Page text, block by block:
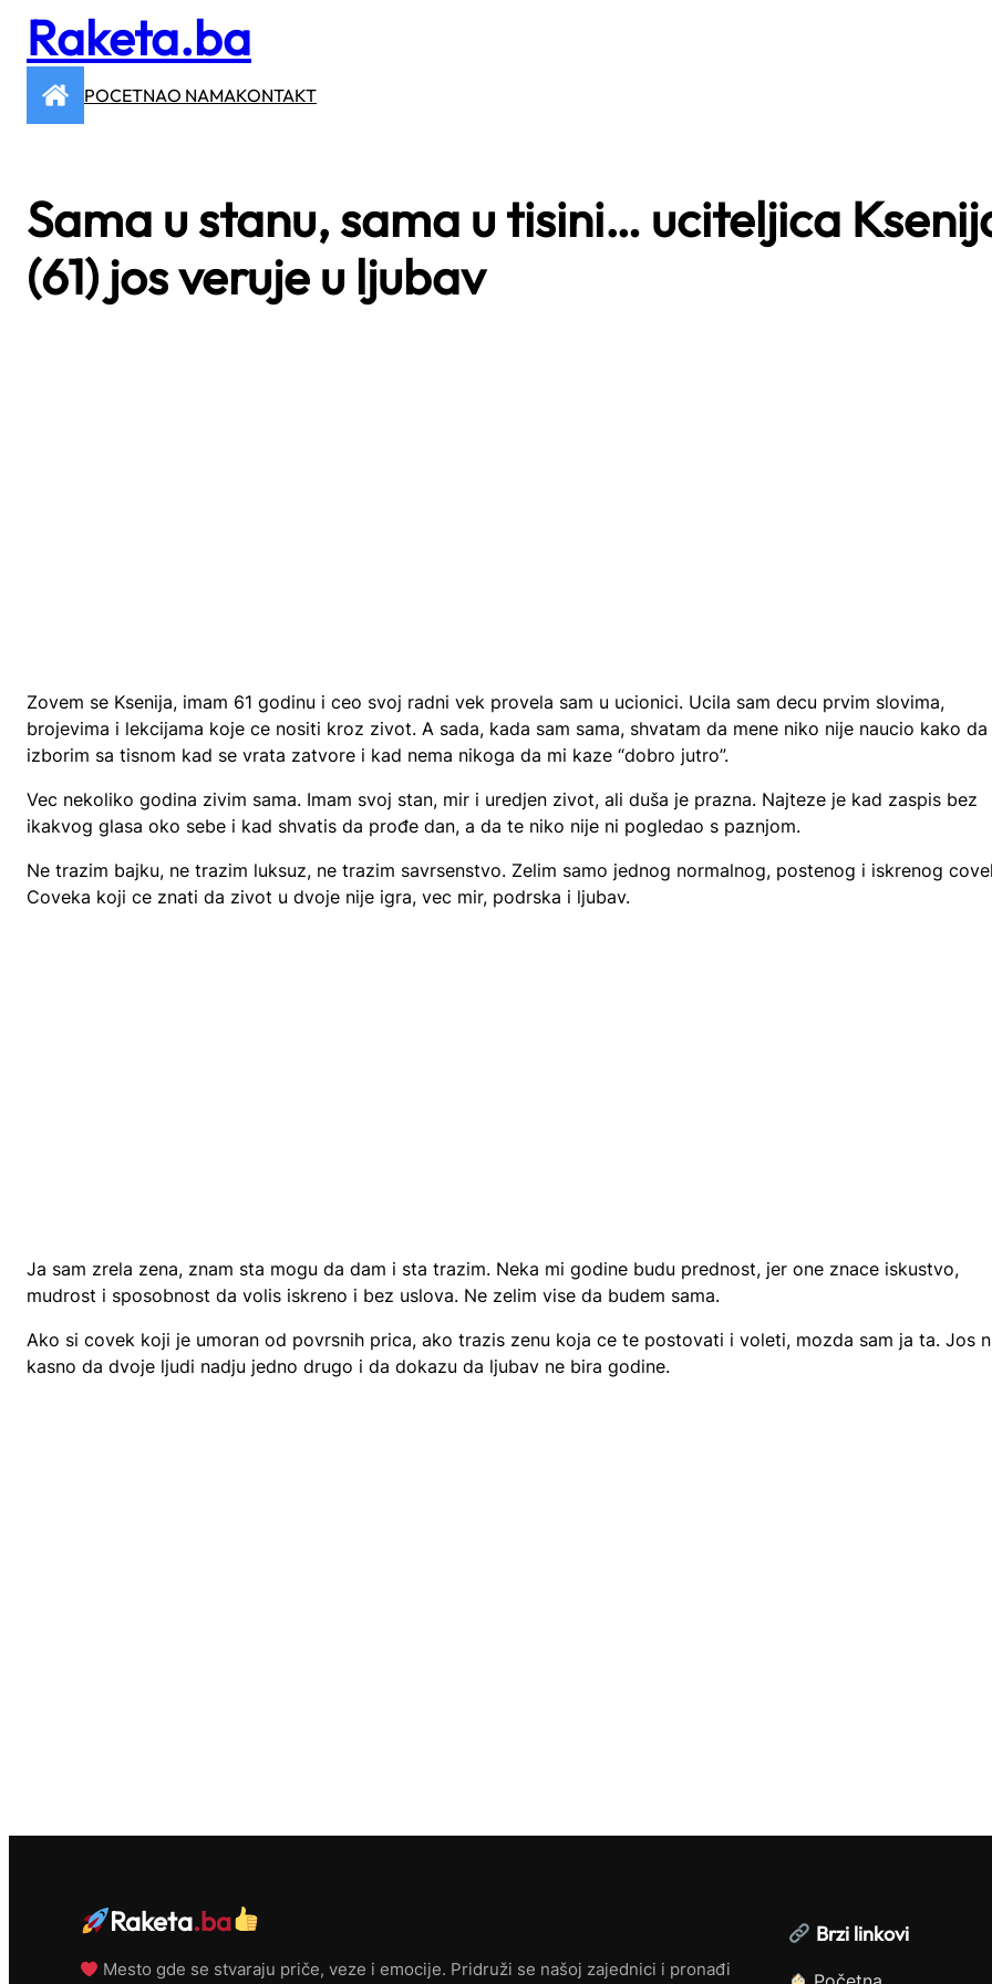
SkipRaketa.ba
POCETNAO NAMAKONTAKT
Sama u stanu, sama u tisini… uciteljica
(61) jos veruje u ljubav
Zovem se Ksenija, imam 61 godinu i ceo svoj radni vek provela sam u ucionici. Ucila sam decu prvim slovima,
brojevima i lekcijama koje ce nositi kroz zivot. A sada, kada sam sama, shvatam da mene niko nije naucio kako da
izborim sa tisnom kad se vrata zatvore i kad nema nikoga da mi kaze “dobro jutro”.
Vec nekoliko godina zivim sama. Imam svoj stan, mir i uredjen zivot, ali duša je prazna. Najteze je kad zaspis bez
ikakvog glasa oko sebe i kad shvatis da prođe dan, a da te niko nije ni pogledao s paznjom.
Ne trazim bajku, ne trazim luksuz, ne trazim savrsenstvo. Zelim samo jednog normalnog, postenog i iskrenog
Coveka koji ce znati da zivot u dvoje nije igra, vec mir, podrska i ljubav.
Ja sam zrela zena, znam sta mogu da dam i sta trazim. Neka mi godine budu prednost, jer one znace iskustvo,
mudrost i sposobnost da volis iskreno i bez uslova. Ne zelim vise da budem sama.
Ako si covek koji je umoran od povrsnih prica, ako trazis zenu koja ce te postovati i voleti, mozda sam ja ta. Jos
kasno da dvoje ljudi nadju jedno drugo i da dokazu da ljubav ne bira godine.
Raketa.ba
Mesto gde se stvaraju priče, veze i emocije. Pridruži se našoj zajednici i pronađi
Brzi linkovi